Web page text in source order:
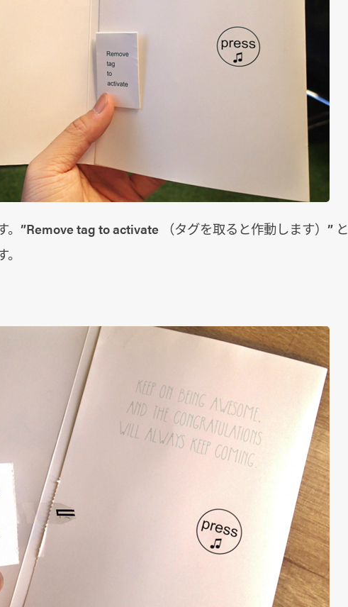
。”Remove tag to activate （タグを取ると作動します）” と